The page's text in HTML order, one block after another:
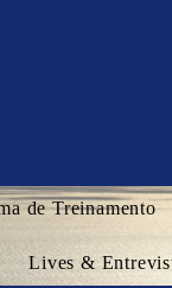
de Treinamento
Lives &